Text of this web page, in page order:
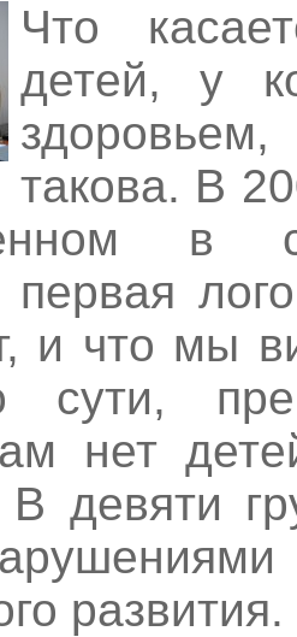
Что
детей, у
такова. В
в
первая
и что мы
сути,
нет
девяти